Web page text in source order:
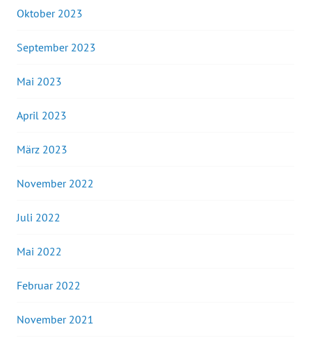
Oktober 2023
September 2023
Mai 2023
April 2023
März 2023
November 2022
Juli 2022
Mai 2022
Februar 2022
November 2021